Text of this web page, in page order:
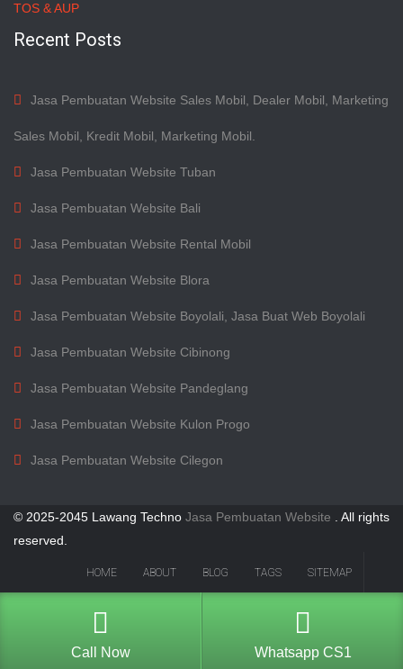
TOS & AUP
Recent Posts
Jasa Pembuatan Website Sales Mobil, Dealer Mobil, Marketing
Sales Mobil, Kredit Mobil, Marketing Mobil.
Jasa Pembuatan Website Tuban
Jasa Pembuatan Website Bali
Jasa Pembuatan Website Rental Mobil
Jasa Pembuatan Website Blora
Jasa Pembuatan Website Boyolali, Jasa Buat Web Boyolali
Jasa Pembuatan Website Cibinong
Jasa Pembuatan Website Pandeglang
Jasa Pembuatan Website Kulon Progo
Jasa Pembuatan Website Cilegon
© 2025-2045 Lawang Techno Jasa Pembuatan Website
. All rights
reserved.
HOME ABOUT BLOG TAGS SITEMAP
Call Now Whatsapp CS1